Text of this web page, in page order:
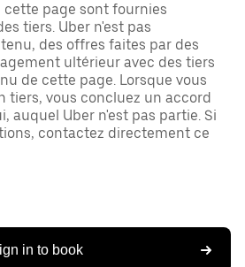
cette page sont fournies
tiers. Uber n'est pas
des offres faites par des
ultérieur avec des tiers
de cette page. Lorsque vous
tiers, vous concluez un accord
auquel Uber n'est pas partie. Si
contactez directement ce
in to book